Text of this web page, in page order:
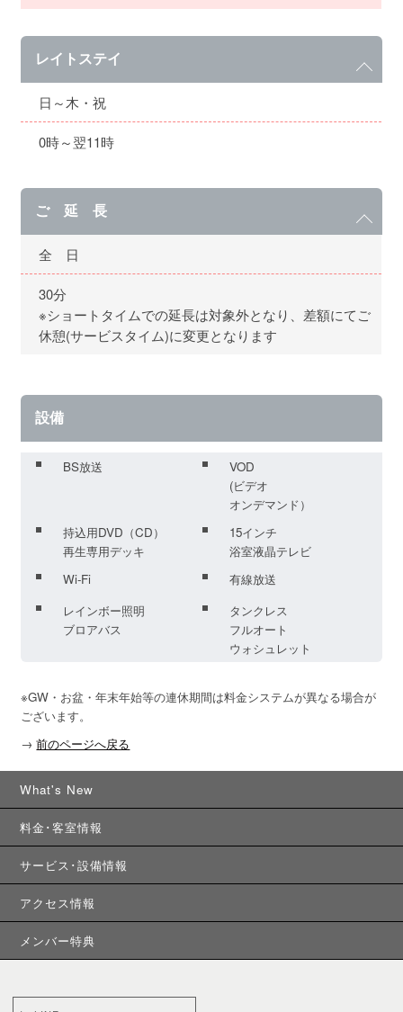
レイトステイ
日～木・祝
0時～翌11時
ご 延 長
全 日
30分
※ショートタイムでの延長は対象外となり、差額にてご
休憩(サービスタイム)に変更となります
設備
BS放送
VOD
(ビデオ
オンデマンド）
持込用DVD（CD）
再生専用デッキ
15インチ
浴室液晶テレビ
Wi-Fi
有線放送
レインボー照明
ブロアバス
タンクレス
フルオート
ウォシュレット
※GW・お盆・年末年始等の連休期間は料金システムが異なる場合が
ございます。
→ 前のページへ戻る
What's New
料金･客室情報
サービス･設備情報
アクセス情報
メンバー特典